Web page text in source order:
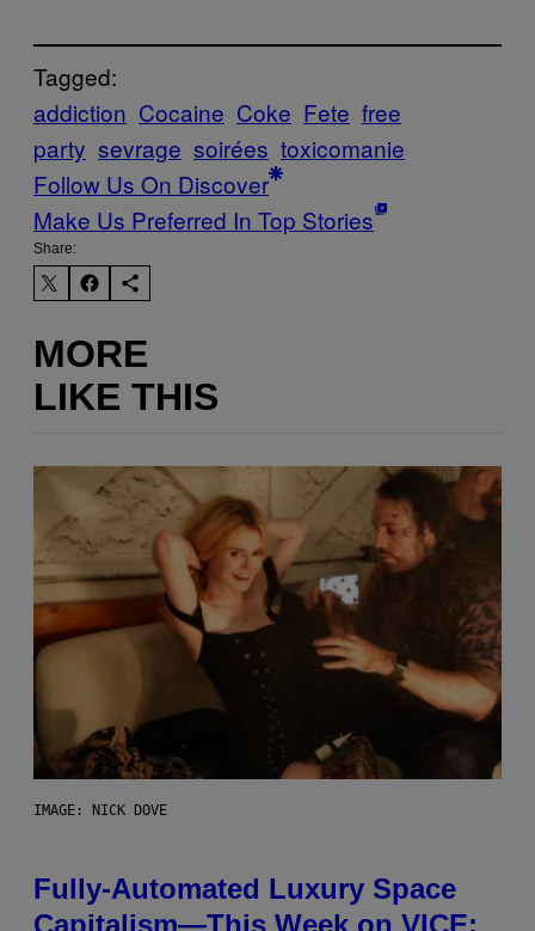
Tagged:
addiction Cocaine Coke Fete free
party sevrage soirées toxicomanie
Follow Us On Discover
Make Us Preferred In Top Stories
Share:
MORE
LIKE THIS
IMAGE: NICK DOVE
Fully-Automated Luxury Space